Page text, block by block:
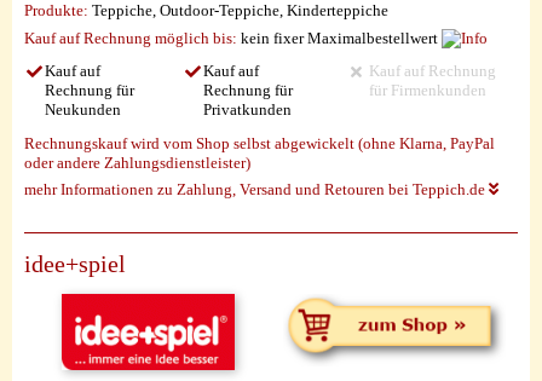
Produkte: Teppiche, Outdoor-Teppiche, Kinderteppiche
Kauf auf Rechnung möglich bis: kein fixer Maximalbestellwert
Kauf auf
Rechnung für
Neukunden
Kauf auf
Rechnung für
Privatkunden
Kauf auf Rechnung
für Firmenkunden
Rechnungskauf wird vom Shop selbst abgewickelt (ohne Klarna, PayPal
oder andere Zahlungsdienstleister)
mehr Informationen zu Zahlung, Versand und Retouren bei Teppich.de
idee+spiel